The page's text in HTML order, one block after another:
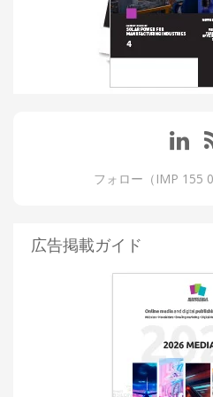
フォロー（IMP 155
広告掲載ガイド